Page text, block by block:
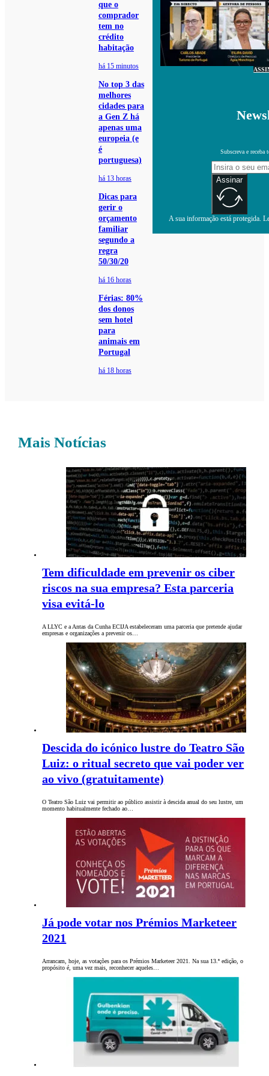
que o
comprador
tem no
crédito
habitação
há 15 minutos
No top 3 das
melhores
cidades para
a Gen Z há
apenas uma
europeia (e
é
portuguesa)
há 13 horas
Dicas para
gerir o
orçamento
familiar
segundo a
regra
50/30/20
há 16 horas
Férias: 80%
dos donos
sem hotel
para
animais em
Portugal
há 18 horas
Subscreva e receba
Assinar
A sua informação está protegida.
Mais Notícias
Tem dificuldade em prevenir os ciber
riscos na sua empresa? Esta parceria
visa evitá-lo
A LLYC e a Antas da Cunha ECIJA estabeleceram uma parceria que pretende ajudar
empresas e organizações a prevenir os…
Descida do icónico lustre do Teatro São
Luiz: o ritual secreto que vai poder ver
ao vivo (gratuitamente)
O Teatro São Luiz vai permitir ao público assistir à descida anual do seu lustre, um
momento habitualmente fechado ao…
Já pode votar nos Prémios Marketeer
2021
Arrancam, hoje, as votações para os Prémios Marketeer 2021. Na sua 13.ª edição, o
propósito é, uma vez mais, reconhecer aqueles…